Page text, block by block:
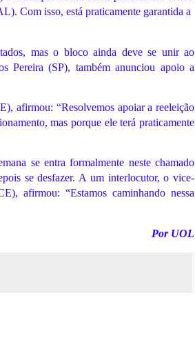
Com isso, está praticamente garantida a
mas o bloco ainda deve se unir ao
Pereira (SP), também anunciou apoio a
afirmou: “Resolvemos apoiar a reeleição
mas porque ele terá praticamente
se entra formalmente neste chamado
se desfazer. A um interlocutor, o vice-
afirmou: “Estamos caminhando nessa
Por UOL